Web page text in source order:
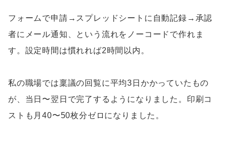
フォームで申請→スプレッドシートに自動記録→承認
者にメール通知、という流れをノーコードで作れま
す。設定時間は慣れれば2時間以内。
私の職場では稟議の回覧に平均3日かかっていたもの
が、当日〜翌日で完了するようになりました。印刷コ
ストも月40〜50枚分ゼロになりました。